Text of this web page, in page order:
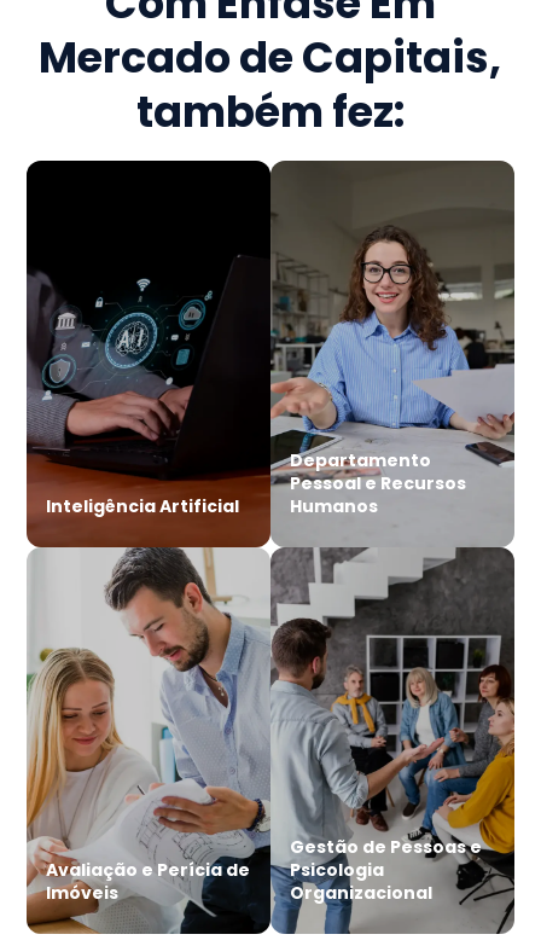
Mercado de Capitais,
também fez:
Inteligência Artificial
Departamento
Pessoal e Recursos
Humanos
Avaliação e Perícia de
Imóveis
Gestão de Pessoas e
Psicologia
Organizacional